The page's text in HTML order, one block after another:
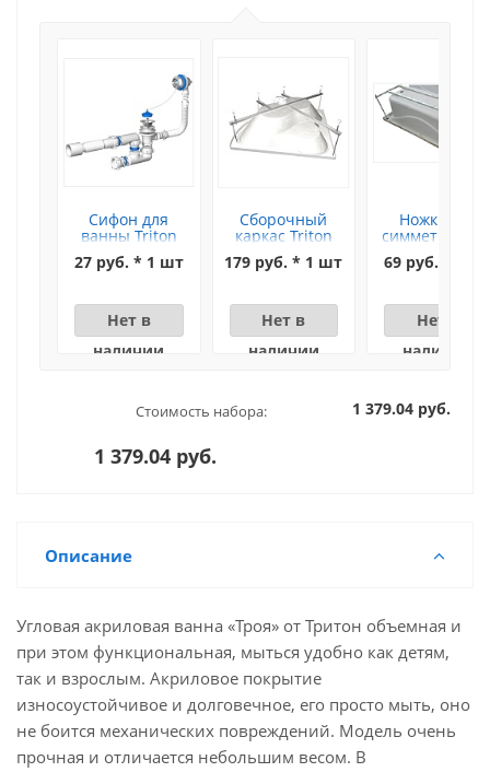
Сифон для
ванны Triton
(цепочка)
27 руб. * 1 шт
Нет в
наличии
Сборочный
каркас Triton
Медея
179 руб. * 1 шт
Нет в
наличии
Ножки для
ванны Triton
69 руб. * 1
Нет в
наличии
Стоимость набора: 1 379.04 руб.
1 379.04 руб.
Описание
Угловая акриловая ванна «Троя» от Тритон объемная и
при этом функциональная, мыться удобно как детям,
так и взрослым. Акриловое покрытие
износоустойчивое и долговечное, его просто мыть, оно
не боится механических повреждений. Модель очень
прочная и отличается небольшим весом. В